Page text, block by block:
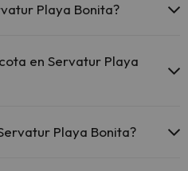
Playa Bonita?
de Wi-Fi.
en Servatur Playa
Playa Bonita?